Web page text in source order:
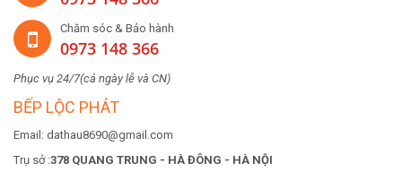
Chăm sóc & Bảo hành
0973 148 366
Phục vụ 24/7(cả ngày lễ và CN)
BẾP LỘC PHÁT
Email: dathau8690@gmail.com
Trụ sở :378 QUANG TRUNG - HÀ ĐÔNG - HÀ NỘI